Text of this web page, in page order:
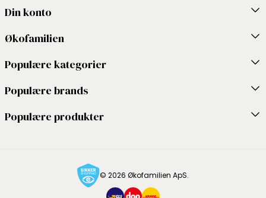
Din konto
Økofamilien
Populære kategorier
Populære brands
Populære produkter
© 2026 Økofamilien ApS.